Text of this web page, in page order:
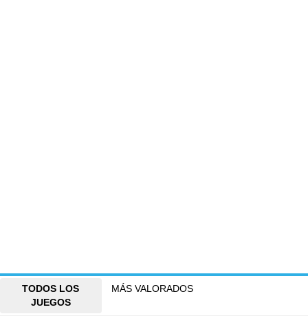
TODOS LOS
JUEGOS
MÁS VALORADOS